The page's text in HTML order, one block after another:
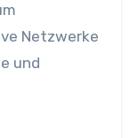
Netzwerke
und